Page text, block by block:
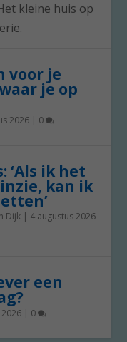
kleine huis op
voor je
je op
2026 | 0
‘Als ik het
kan ik
Dijk | 4 augustus 2026
een
| 0